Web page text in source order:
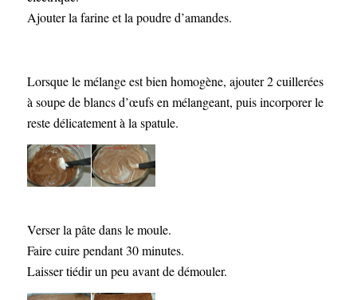
Ajouter la farine et la poudre d’amandes.
Lorsque le mélange est bien homogène, ajouter 2 cuillerées
à soupe de blancs d’œufs en mélangeant, puis incorporer le
reste délicatement à la spatule.
Verser la pâte dans le moule.
Faire cuire pendant 30 minutes.
Laisser tiédir un peu avant de démouler.